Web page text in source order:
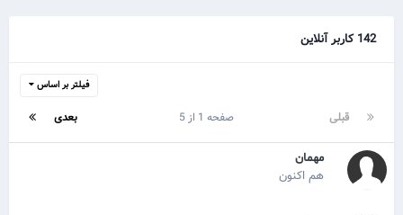
142 کاربر آنلاین
فیلتر بر اساس
قبلی بعدی صفحه 1 از 5
مهمان
هم اکنون